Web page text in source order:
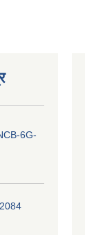
6G-